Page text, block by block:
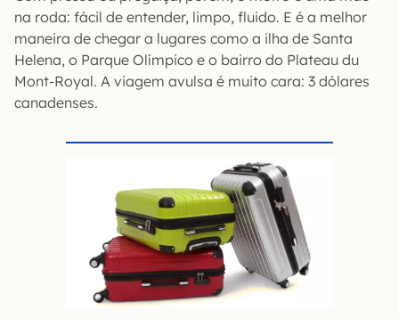
na roda: fácil de entender, limpo, fluido. E é a melhor
maneira de chegar a lugares como a ilha de Santa
Helena, o Parque Olímpico e o bairro do Plateau du
Mont-Royal. A viagem avulsa é muito cara: 3 dólares
canadenses.